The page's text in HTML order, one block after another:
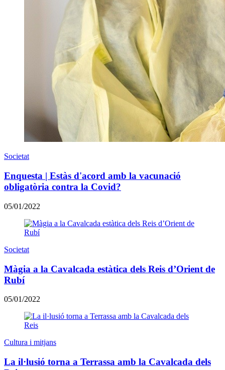
Societat
Enquesta | Estàs d'acord amb la vacunació
obligatòria contra la Covid?
05/01/2022
Societat
Màgia a la Cavalcada estàtica dels Reis d’Orient de
Rubí
05/01/2022
Cultura i mitjans
​La il·lusió torna a Terrassa amb la Cavalcada dels